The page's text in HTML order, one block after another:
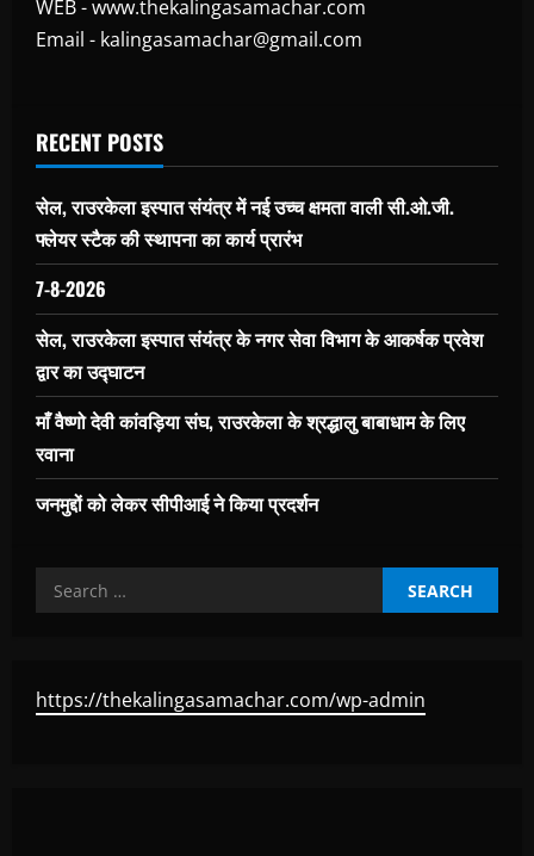
WEB - www.thekalingasamachar.com
Email - kalingasamachar@gmail.com
RECENT POSTS
सेल, राउरकेला इस्पात संयंत्र में नई उच्च क्षमता वाली सी.ओ.जी.
फ्लेयर स्टैक की स्थापना का कार्य प्रारंभ
7-8-2026
सेल, राउरकेला इस्पात संयंत्र के नगर सेवा विभाग के आकर्षक प्रवेश
द्वार का उद्घाटन
माँ वैष्णो देवी कांवड़िया संघ, राउरकेला के श्रद्धालु बाबाधाम के लिए
रवाना
जनमुद्दों को लेकर सीपीआई ने किया प्रदर्शन
Search
for:
https://thekalingasamachar.com/wp-admin